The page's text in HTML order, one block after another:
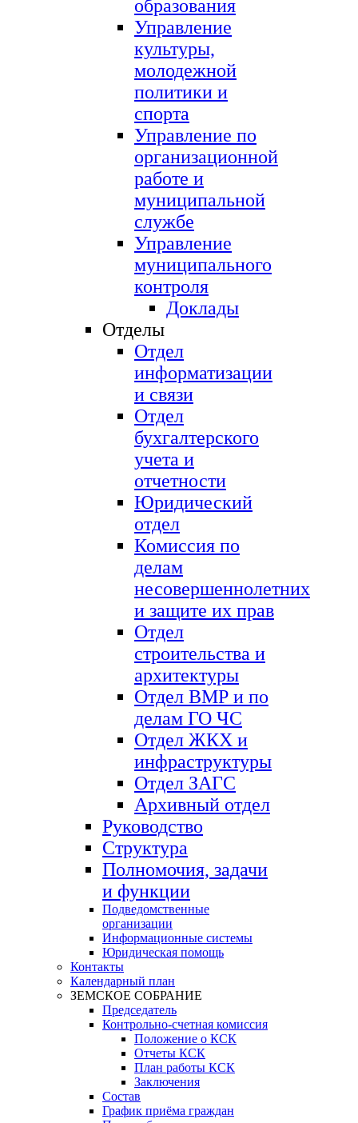
образования
Управление
культуры,
молодежной
политики и
спорта
Управление по
организационной
работе и
муниципальной
службе
Управление
муниципального
контроля
Доклады
Отделы
Отдел
информатизации
и связи
Отдел
бухгалтерского
учета и
отчетности
Юридический
отдел
Комиссия по
делам
несовершеннолетних
и защите их прав
Отдел
строительства и
архитектуры
Отдел ВМР и по
делам ГО ЧС
Отдел ЖКХ и
инфраструктуры
Отдел ЗАГС
Архивный отдел
Руководство
Структура
Полномочия, задачи
и функции
Подведомственные
организации
Информационные системы
Юридическая помощь
Контакты
Календарный план
ЗЕМСКОЕ СОБРАНИЕ
Председатель
Контрольно-счетная комиссия
Положение о КСК
Отчеты КСК
План работы КСК
Заключения
Состав
График приёма граждан